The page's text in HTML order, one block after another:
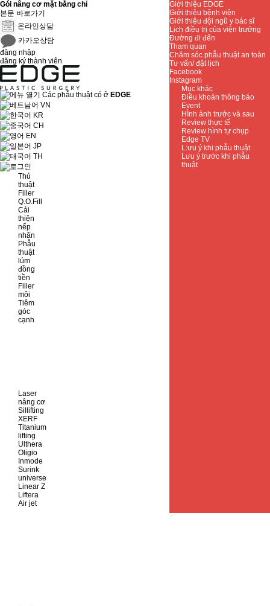
Gói nâng cơ mặt bằng chỉ
본문 바로가기
온라인상담
카카오상담
đăng nhập
đăng ký thành viên
Các phẫu thuật có ở EDGE
VN
KR
CH
EN
JP
TH
Thủ
thuật
Filler
Q.O.Fill
Cải
thiện
nếp
nhăn
Phẫu
thuật
lúm
đồng
tiền
Filler
môi
Tiêm
góc
cạnh
Laser
nâng cơ
Sillifting
XERF
Titanium
lifting
Ulthera
Oligio
Inmode
Surink
universe
Linear Z
Liftera
Air jet
Giới thiệu EDGE
Giới thiệu bệnh viện
Giới thiệu đội ngũ y bác sĩ
Lịch điều trị của viện trưởng
Đường đi đến
Tham quan
Chăm sóc phẫu thuật an toàn
Tư vấn/ đặt lịch
Facebook
Instagram
Mục khác
Điều khoản thông báo
Event
HÌnh ảnh trước và sau
Review thực tế
Review hình tự chụp
Edge TV
L:ưu ý khi phẫu thuật
Lưu ý trước khi phẫu
thuật